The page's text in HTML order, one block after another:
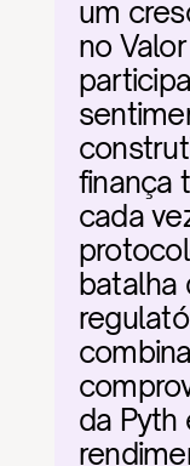
um
no
finança
cada
batalha
da Pyth